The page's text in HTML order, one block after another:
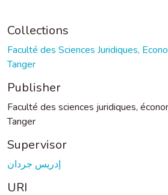
Collections
Faculté des Sciences Juridiques,
Tanger
Publisher
Faculté des sciences juridiques,
Tanger
Supervisor
إدريس جردان
URI